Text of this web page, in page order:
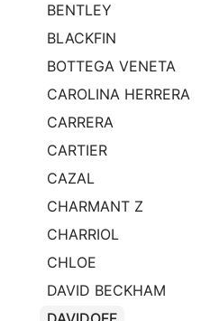
BENTLEY
BLACKFIN
BOTTEGA VENETA
CAROLINA HERRERA
CARRERA
CARTIER
CAZAL
CHARMANT Z
CHARRIOL
CHLOE
DAVID BECKHAM